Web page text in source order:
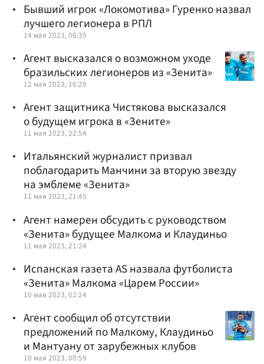
Бывший игрок «Локомотива» Гуренко назвал
лучшего легионера в РПЛ
14 мая 2023, 06:35
Агент высказался о возможном уходе
бразильских легионеров из «Зенита»
12 мая 2023, 16:29
Агент защитника Чистякова высказался
о будущем игрока в «Зените»
11 мая 2023, 22:54
Итальянский журналист призвал
поблагодарить Манчини за вторую звезду
на эмблеме «Зенита»
11 мая 2023, 21:45
Агент намерен обсудить с руководством
«Зенита» будущее Малкома и Клаудиньо
11 мая 2023, 21:24
Испанская газета AS назвала футболиста
«Зенита» Малкома «Царем России»
10 мая 2023, 02:24
Агент сообщил об отсутствии
предложений по Малкому, Клаудиньо
и Мантуану от зарубежных клубов
10 мая 2023, 00:59